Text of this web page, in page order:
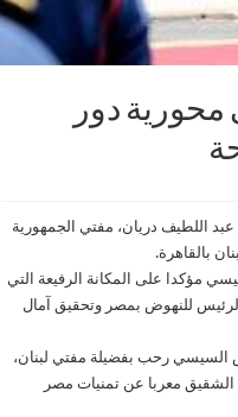
محورية دور
عبد اللطيف دريان، مفتي الجمهورية
بالقاهرة.
مؤكدا على المكانة الرفيعة التي
للنهوض بمصر وتحقيق آمال
السيسي رحب بفضيلة مفتي لبنان،
الشقيق معربا عن تمنيات مصر